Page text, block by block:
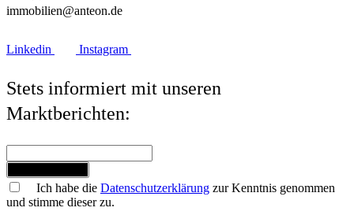
immobilien@anteon.de
Linkedin Instagram
Stets informiert mit unseren
Marktberichten:
Ich habe die Datenschutzerklärung zur Kenntnis genommen
und stimme dieser zu.